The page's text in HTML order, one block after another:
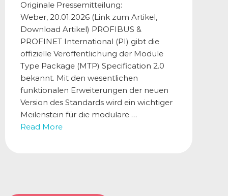
Originale Pressemitteilung:
Weber, 20.01.2026 (Link zum Artikel,
Download Artikel) PROFIBUS &
PROFINET International (PI) gibt die
offizielle Veröffentlichung der Module
Type Package (MTP) Specification 2.0
bekannt. Mit den wesentlichen
funktionalen Erweiterungen der neuen
Version des Standards wird ein wichtiger
Meilenstein für die modulare …
Read More